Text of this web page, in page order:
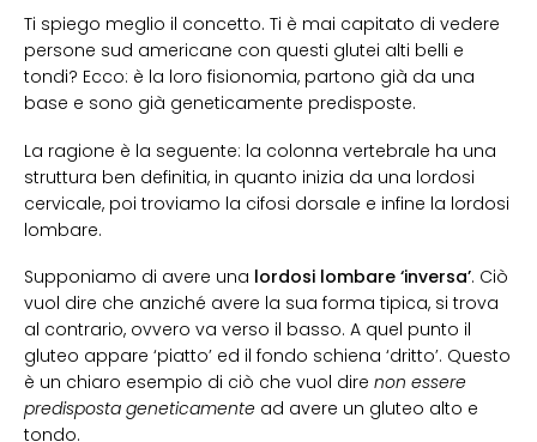
Ti spiego meglio il concetto. Ti è mai capitato di vedere
persone sud americane con questi glutei alti belli e
tondi? Ecco: è la loro fisionomia, partono già da una
base e sono già geneticamente predisposte.
La ragione è la seguente: la colonna vertebrale ha una
struttura ben definitia, in quanto inizia da una lordosi
cervicale, poi troviamo la cifosi dorsale e infine la lordosi
lombare.
Supponiamo di avere una lordosi lombare ‘inversa’. Ciò
vuol dire che anziché avere la sua forma tipica, si trova
al contrario, ovvero va verso il basso. A quel punto il
gluteo appare ‘piatto’ ed il fondo schiena ‘dritto’. Questo
è un chiaro esempio di ciò che vuol dire non essere
predisposta geneticamente ad avere un gluteo alto e
tondo.